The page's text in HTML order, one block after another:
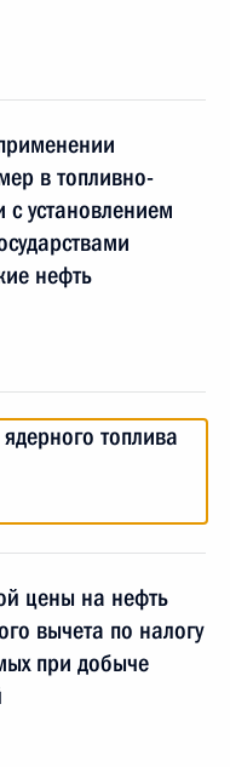
в топливно-
с установлением
нефть
топлива
цены на нефть
вычета по налогу
при добыче